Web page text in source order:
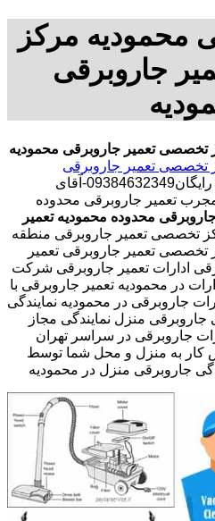
محمودیه مرکز
جاروبرقی
تخصصی تعمیر جاروبرقی محمودیه
تخصصی تعمیر جاروبرقی
30 در صد تخفیف بیمه رایگان09384632349-آقای
تعمیر جاروبرقی محدوده
محدوده محمودیه تعمیر
تخصصی تعمیر جاروبرقی منطقه
تخصصی تعمیر جاروبرقی تعمیر
ادارات تعمیر جاروبرقی شرکت
در محمودیه تعمیر جاروبرقی با
جاروبرقی در محمودیه نمایندگی
جاروبرقی منزل نمایندگی مجاز
جاروبرقی در سراسر تهران
به منزل و محل شما توسط
جاروبرقی منزل در محمودیه